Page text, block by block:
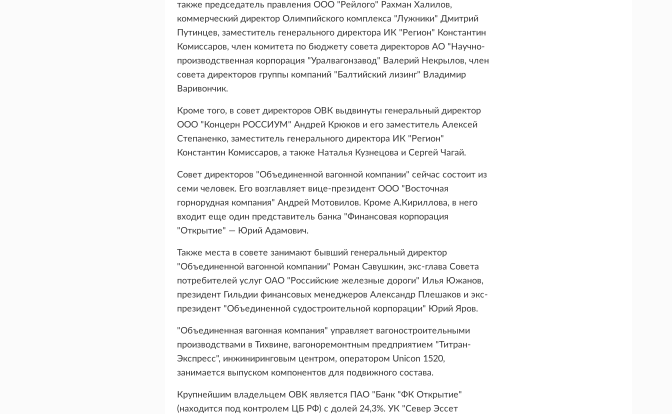
также председатель правления ООО "Рейлого" Рахман Халилов,
коммерческий директор Олимпийского комплекса "Лужники" Дмитрий
Путинцев, заместитель генерального директора ИК "Регион" Константин
Комиссаров, член комитета по бюджету совета директоров АО "Научно-
производственная корпорация "Уралвагонзавод" Валерий Некрылов, член
совета директоров группы компаний "Балтийский лизинг" Владимир
Варивончик.
Кроме того, в совет директоров ОВК выдвинуты генеральный директор
ООО "Концерн РОССИУМ" Андрей Крюков и его заместитель Алексей
Степаненко, заместитель генерального директора ИК "Регион"
Константин Комиссаров, а также Наталья Кузнецова и Сергей Чагай.
Совет директоров "Объединенной вагонной компании" сейчас состоит из
семи человек. Его возглавляет вице-президент ООО "Восточная
горнорудная компания" Андрей Мотовилов. Кроме А.Кириллова, в него
входит еще один представитель банка "Финансовая корпорация
"Открытие" — Юрий Адамович.
Также места в совете занимают бывший генеральный директор
"Объединенной вагонной компании" Роман Савушкин, экс-глава Совета
потребителей услуг ОАО "Российские железные дороги" Илья Южанов,
президент Гильдии финансовых менеджеров Александр Плешаков и экс-
президент "Объединенной судостроительной корпорации" Юрий Яров.
"Объединенная вагонная компания" управляет вагоностроительными
производствами в Тихвине, вагоноремонтным предприятием "Титран-
Экспресс", инжиниринговым центром, оператором Unicon 1520,
занимается выпуском компонентов для подвижного состава.
Крупнейшим владельцем ОВК является ПАО "Банк "ФК Открытие"
(находится под контролем ЦБ РФ) с долей 24,3%. УК "Север Эссет